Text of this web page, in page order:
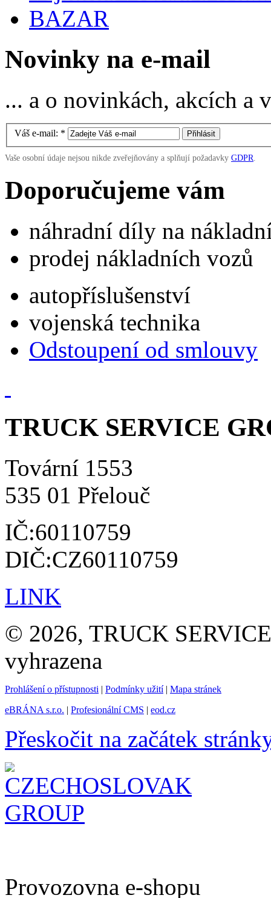
BAZAR
Novinky na e-mail
... a o novinkách, akcích
Váš e-mail: *
Vaše osobní údaje nejsou nikde zveřejňovány a splňují požadavky GDPR.
Doporučujeme vám
náhradní díly na
prodej nákladních vozů
autopříslušenství
vojenská technika
Odstoupení od smlouvy
TRUCK SERVICE
Tovární 1553
535 01 Přelouč
IČ:60110759
DIČ:CZ60110759
LINK
© 2026, TRUCK
vyhrazena
Prohlášení o přístupnosti | Podmínky užití| Mapa stránek
eBRÁNA s.r.o. | Profesionální CMS | eod.cz
Přeskočit na začátek
Provozovna e-shopu